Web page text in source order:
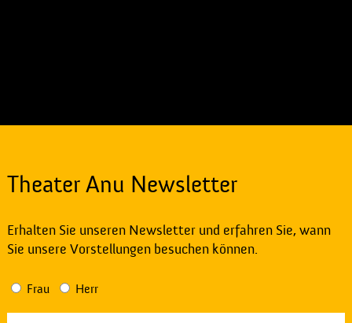
Theater Anu Newsletter
Erhalten Sie unseren Newsletter und erfahren Sie, wann
Sie unsere Vorstellungen besuchen können.
Frau Herr